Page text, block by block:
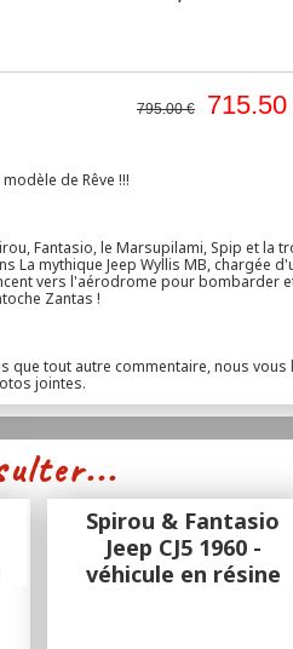
795.00 € 715.50
modèle de Rêve !!!
Fantasio, le Marsupilami, Spip et la
La mythique Jeep Wyllis MB, chargée
vers l'aérodrome pour bombarder
Zantas !
que tout autre commentaire, nous
jointes.
Spirou & Fantasio
Jeep CJ5 1960 -
véhicule en résine